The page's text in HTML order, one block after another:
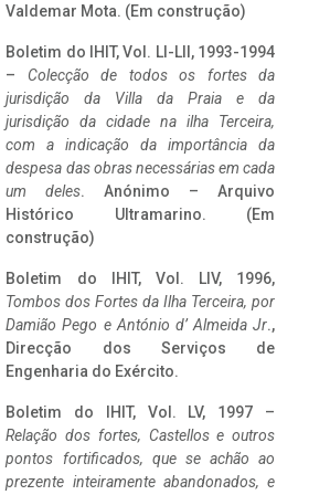
Valdemar Mota. (Em construção)
Boletim do IHIT, Vol. LI-LII, 1993-1994
– Colecção de todos os fortes da
jurisdição da Villa da Praia e da
jurisdição da cidade na ilha Terceira,
com a indicação da importância da
despesa das obras necessárias em cada
um deles. Anónimo – Arquivo
Histórico Ultramarino. (Em
construção)
Boletim do IHIT, Vol. LIV, 1996,
Tombos dos Fortes da Ilha Terceira, por
Damião Pego e António d’ Almeida Jr.,
Direcção dos Serviços de
Engenharia do Exército.
Boletim do IHIT, Vol. LV, 1997 –
Relação dos fortes, Castellos e outros
pontos fortificados, que se achão ao
prezente inteiramente abandonados, e